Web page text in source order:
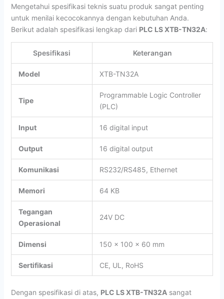
Mengetahui spesifikasi teknis suatu produk sangat penting
untuk menilai kecocokannya dengan kebutuhan Anda.
Berikut adalah spesifikasi lengkap dari PLC LS XTB-TN32A:
Spesifikasi Keterangan
Model XTB-TN32A
Tipe
Programmable Logic Controller
(PLC)
Input 16 digital input
Output 16 digital output
Komunikasi RS232/RS485, Ethernet
Memori 64 KB
Tegangan
Operasional
24V DC
Dimensi 150 x 100 x 60 mm
Sertifikasi CE, UL, RoHS
Dengan spesifikasi di atas, PLC LS XTB-TN32Asangat